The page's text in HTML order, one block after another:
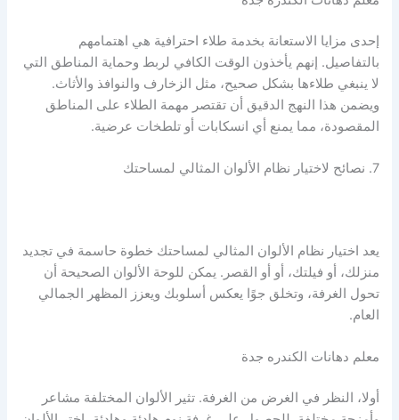
إحدى مزايا الاستعانة بخدمة طلاء احترافية هي اهتمامهم
بالتفاصيل. إنهم يأخذون الوقت الكافي لربط وحماية المناطق التي
لا ينبغي طلاءها بشكل صحيح، مثل الزخارف والنوافذ والأثاث.
ويضمن هذا النهج الدقيق أن تقتصر مهمة الطلاء على المناطق
المقصودة، مما يمنع أي انسكابات أو تلطخات عرضية.
7. نصائح لاختيار نظام الألوان المثالي لمساحتك
يعد اختيار نظام الألوان المثالي لمساحتك خطوة حاسمة في تجديد
منزلك، أو فيلتك، أو أو القصر. يمكن للوحة الألوان الصحيحة أن
تحول الغرفة، وتخلق جوًا يعكس أسلوبك ويعزز المظهر الجمالي
العام.
معلم دهانات الكندره جدة
أولا، النظر في الغرض من الغرفة. تثير الألوان المختلفة مشاعر